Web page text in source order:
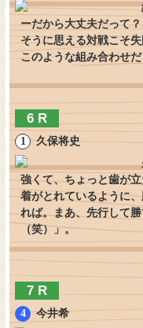
ーだから大丈夫だって
そうに思える対戦こそ
このような組み合わせ
6 R
久保将史
強くて、ちょっと歯が
着がとれているように
れば。まあ、先行して
（笑）」。
7 R
今井希